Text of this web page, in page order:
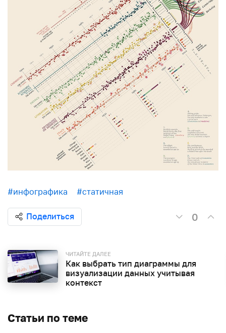
#инфографика #статичная
Поделиться 0
ЧИТАЙТЕ ДАЛЕЕ
Как выбрать тип диаграммы для
визуализации данных учитывая
контекст
Статьи по теме